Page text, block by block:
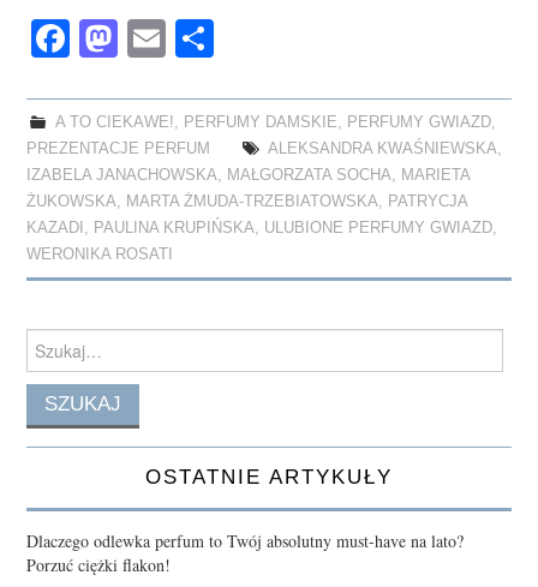
Fa
bo
ok
M
to
do
n
E
ailre
A TO CIEKAWE! PERFUMY DAMSKIE PERFUMY GWIAZD,
PREZENTACJE PERFUM
ALEKSANDRA KWAŚNIEWSKA
IZABELA JANACHOWSKA
MAŁGORZATA SOCHA
MARIETA
ŻUKOWSKA
MARTA ŻMUDA-TRZEBIATOWSKA
PATRYCJA
KAZADI
PAULINA KRUPIŃSKA ULUBIONE PERFUMY GWIAZD
WERONIKA ROSATI
for:
OSTATNIE ARTYKUŁY
Dlaczego odlewka perfum to Twój absolutny must-have na lato?
Porzuć ciężki flakon!